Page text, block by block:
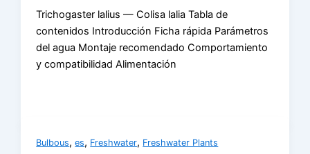
Trichogaster lalius — Colisa lalia Tabla de
contenidos Introducción Ficha rápida Parámetros
del agua Montaje recomendado Comportamiento
y compatibilidad Alimentación
Bulbous,es, Freshwater, Freshwater Plants